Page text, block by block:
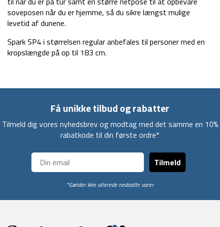
soveposen når du er hjemme, så du sikre længst mulige
levetid af dunene.
Spark SP4 i størrelsen regular anbefales til personer med en
kropslængde på op til 183 cm.
Få unikke tilbud og rabatter
Tilmeld dig vores nyhedsbrev og modtag med det samme en 10%
rabatkode til din første ordre*
Tilmeld
*Gælder ikke allerede nedsatte varer